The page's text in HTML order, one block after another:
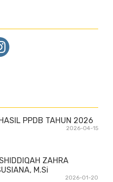
PPDB TAHUN 2026
2026-04-15
ZAHRA
M.Si
2026-01-20